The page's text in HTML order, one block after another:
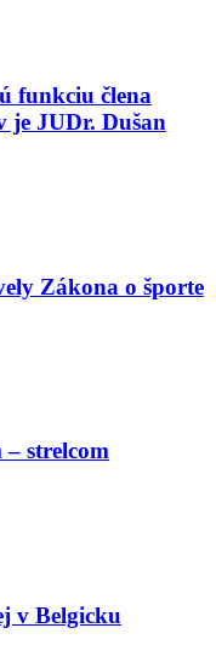
funkciu člena
je JUDr. Dušan
Zákona o športe
strelcom
v Belgicku